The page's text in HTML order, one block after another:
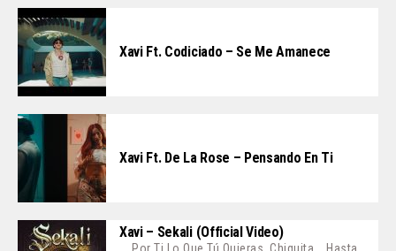
Xavi Ft. Codiciado – Se Me Amanece
Xavi Ft. De La Rose – Pensando En Ti
Xavi – Sekali (Official Video)
Por Ti Lo Que Tú Quieras, Chiquita... Hasta